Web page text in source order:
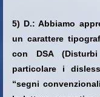
5) D.: Abbiamo
un carattere
con DSA (Disturbi
particolare i
“segni